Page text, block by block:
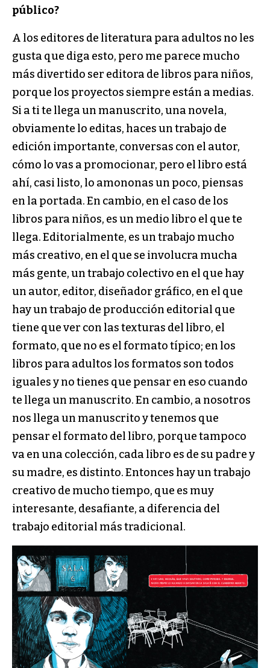
público?
A los editores de literatura para adultos no les
gusta que diga esto, pero me parece mucho
más divertido ser editora de libros para niños,
porque los proyectos siempre están a medias.
Si a ti te llega un manuscrito, una novela,
obviamente lo editas, haces un trabajo de
edición importante, conversas con el autor,
cómo lo vas a promocionar, pero el libro está
ahí, casi listo, lo amononas un poco, piensas
en la portada. En cambio, en el caso de los
libros para niños, es un medio libro el que te
llega. Editorialmente, es un trabajo mucho
más creativo, en el que se involucra mucha
más gente, un trabajo colectivo en el que hay
un autor, editor, diseñador gráfico, en el que
hay un trabajo de producción editorial que
tiene que ver con las texturas del libro, el
formato, que no es el formato típico; en los
libros para adultos los formatos son todos
iguales y no tienes que pensar en eso cuando
te llega un manuscrito. En cambio, a nosotros
nos llega un manuscrito y tenemos que
pensar el formato del libro, porque tampoco
va en una colección, cada libro es de su padre y
su madre, es distinto. Entonces hay un trabajo
creativo de mucho tiempo, que es muy
interesante, desafiante, a diferencia del
trabajo editorial más tradicional.